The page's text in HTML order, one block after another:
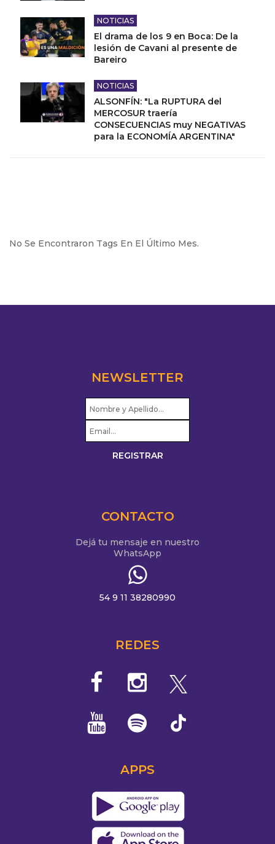
NOTICIAS
El drama de los 9 en Boca: De la
lesión de Cavani al presente de
Bareiro
NOTICIAS
ALSONFÍN: "La RUPTURA del
MERCOSUR traería
CONSECUENCIAS muy NEGATIVAS
para la ECONOMÍA ARGENTINA"
No Se Encontraron Tags En El Último Mes.
NEWSLETTER
CONTACTO
Dejá tu mensaje en nuestro
WhatsApp
54 9 11 38280990
REDES
APPS